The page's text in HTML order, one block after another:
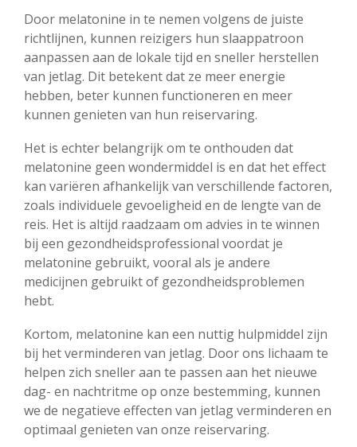
Door melatonine in te nemen volgens de juiste
richtlijnen, kunnen reizigers hun slaappatroon
aanpassen aan de lokale tijd en sneller herstellen
van jetlag. Dit betekent dat ze meer energie
hebben, beter kunnen functioneren en meer
kunnen genieten van hun reiservaring.
Het is echter belangrijk om te onthouden dat
melatonine geen wondermiddel is en dat het effect
kan variëren afhankelijk van verschillende factoren,
zoals individuele gevoeligheid en de lengte van de
reis. Het is altijd raadzaam om advies in te winnen
bij een gezondheidsprofessional voordat je
melatonine gebruikt, vooral als je andere
medicijnen gebruikt of gezondheidsproblemen
hebt.
Kortom, melatonine kan een nuttig hulpmiddel zijn
bij het verminderen van jetlag. Door ons lichaam te
helpen zich sneller aan te passen aan het nieuwe
dag- en nachtritme op onze bestemming, kunnen
we de negatieve effecten van jetlag verminderen en
optimaal genieten van onze reiservaring.